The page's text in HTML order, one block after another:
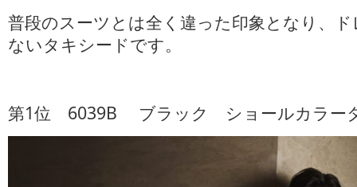
普段のスーツとは全く違った印象となり、
ないタキシードです。
第1位 6039B ブラック ショールカラー